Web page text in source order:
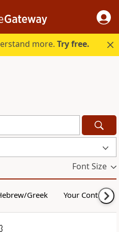
more.Try free.
Font Size
Greek Your Content